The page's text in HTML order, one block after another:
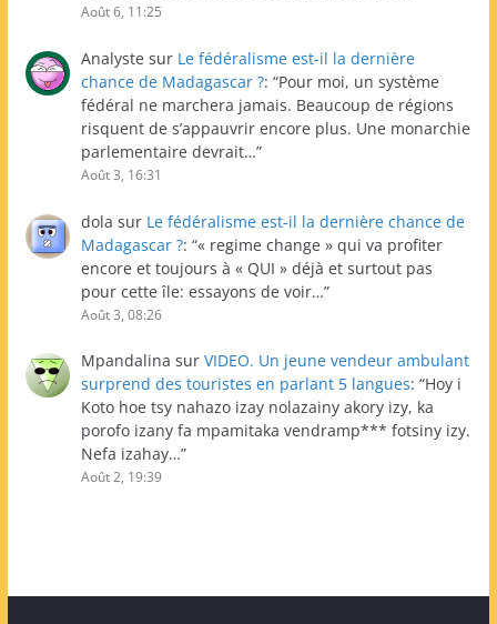
Août 6, 11:25
Analyste sur Le fédéralisme est-il la dernière
chance de Madagascar ?: “Pour moi, un système
fédéral ne marchera jamais. Beaucoup de régions
risquent de s’appauvrir encore plus. Une monarchie
parlementaire devrait…”
Août 3, 16:31
dola sur Le fédéralisme est-il la dernière chance de
Madagascar ?: “« regime change » qui va profiter
encore et toujours à « QUI » déjà et surtout pas
pour cette île: essayons de voir…”
Août 3, 08:26
Mpandalina sur VIDEO. Un jeune vendeur ambulant
surprend des touristes en parlant 5 langues: “Hoy i
Koto hoe tsy nahazo izay nolazainy akory izy, ka
porofo izany fa mpamitaka vendramp*** fotsiny izy.
Nefa izahay…”
Août 2, 19:39